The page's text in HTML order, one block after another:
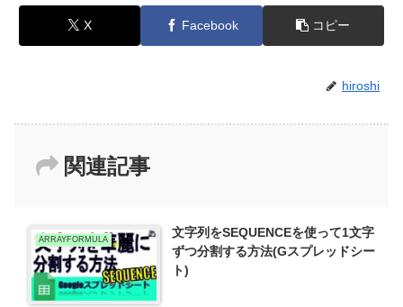
X Facebook コピー
hiroshi
関連記事
ARRAYFORMULA
文字列をSEQUENCEを使って1文字
ずつ分割する方法(Gスプレッドシー
ト)